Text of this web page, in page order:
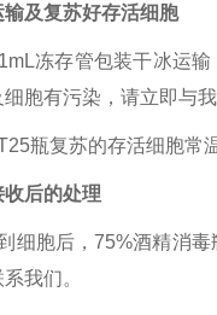
输及复苏好存活细胞
1mL冻存管包装干冰运
胞有污染，请立即与我
T25瓶复苏的存活细胞常
收后的处理
细胞后，75%酒精消
我们。